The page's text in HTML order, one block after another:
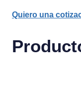
Quiero una